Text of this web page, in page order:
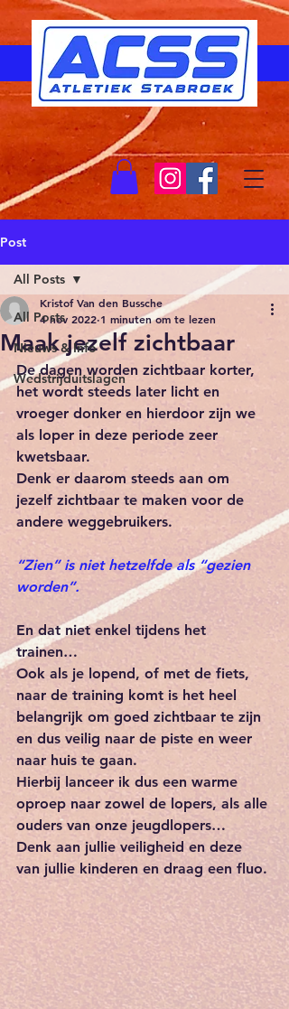
Post
All Posts
Nieuws & Info
Wedstrijduitslagen
All Posts
Maak jezelf zichtbaar
Kristof Van den Bussche
4 nov 2022 1 minuten om te lezen
De dagen worden zichtbaar korter,
het wordt steeds later licht en
vroeger donker en hierdoor zijn we
als loper in deze periode zeer
kwetsbaar.
Denk er daarom steeds aan om
jezelf zichtbaar te maken voor de
andere weggebruikers.
“Zien” is niet hetzelfde als “gezien
worden”.
En dat niet enkel tijdens het
trainen…
Ook als je lopend, of met de fiets,
naar de training komt is het heel
belangrijk om goed zichtbaar te zijn
en dus veilig naar de piste en weer
naar huis te gaan.
Hierbij lanceer ik dus een warme
oproep naar zowel de lopers, als alle
ouders van onze jeugdlopers…
Denk aan jullie veiligheid en deze
van jullie kinderen en draag een fluo.